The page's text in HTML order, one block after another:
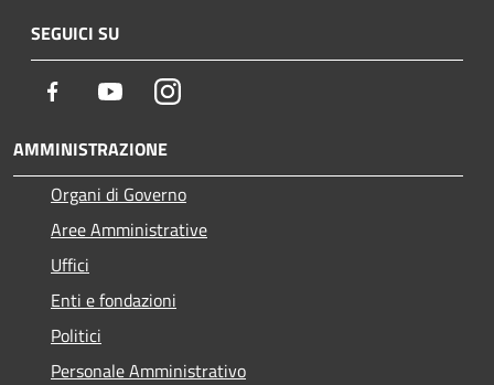
SEGUICI SU
Facebook YoutubeInstagram
AMMINISTRAZIONE
Organi di Governo
Aree Amministrative
Uffici
Enti e fondazioni
Politici
Personale Amministrativo